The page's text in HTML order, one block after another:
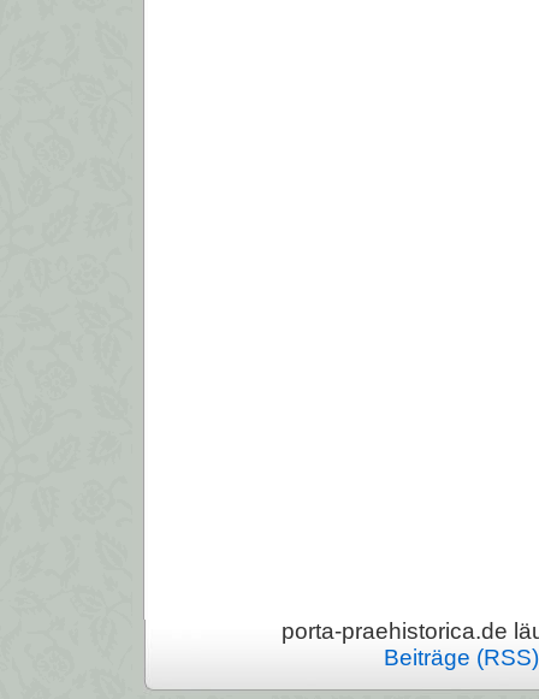
porta-praehistorica.de
Beiträge (RSS)